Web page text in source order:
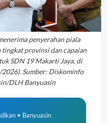
penyerahan piala
provinsi dan capaian
SDN 19 Makarti Jaya, di
2026). Sumber: Diskominfo
DLH Banyuasin
• Banyuasin